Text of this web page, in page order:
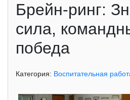
Брейн-ринг:
сила,
победа
Категория: Воспитательная